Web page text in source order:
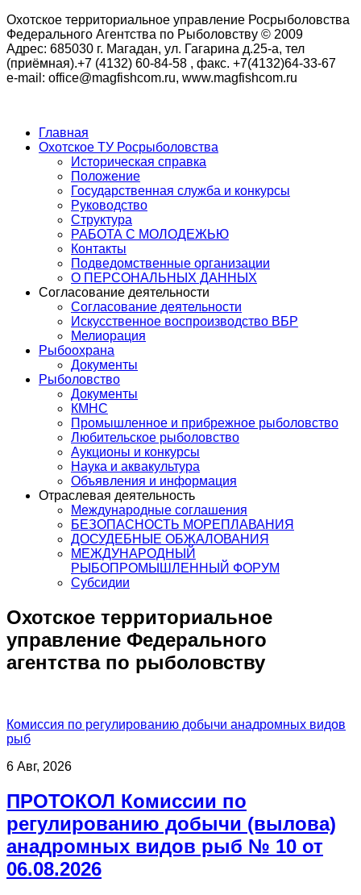
Охотское территориальное управление Росрыболовства
Федерального Агентства по Рыболовству © 2009
Адрес: 685030 г. Магадан, ул. Гагарина д.25-а, тел
(приёмная).+7 (4132) 60-84-58 , факс. +7(4132)64-33-67
e-mail: office@magfishcom.ru, www.magfishcom.ru
Главная
Охотское ТУ Росрыболовства
Историческая справка
Положение
Государственная служба и конкурсы
Руководство
Структура
РАБОТА С МОЛОДЕЖЬЮ
Контакты
Подведомственные организации
О ПЕРСОНАЛЬНЫХ ДАННЫХ
Согласование деятельности
Согласование деятельности
Искусственное воспроизводство ВБР
Мелиорация
Рыбоохрана
Документы
Рыболовство
Документы
КМНС
Промышленное и прибрежное рыболовство
Любительское рыболовство
Аукционы и конкурсы
Наука и аквакультура
Объявления и информация
Отраслевая деятельность
Международные соглашения
БЕЗОПАСНОСТЬ МОРЕПЛАВАНИЯ
ДОСУДЕБНЫЕ ОБЖАЛОВАНИЯ
МЕЖДУНАРОДНЫЙ
РЫБОПРОМЫШЛЕННЫЙ ФОРУМ
Субсидии
Охотское территориальное
управление Федерального
агентства по рыболовству
Комиссия по регулированию добычи анадромных видов
рыб
6 Авг, 2026
ПРОТОКОЛ Комиссии по
регулированию добычи (вылова)
анадромных видов рыб № 10 от
06.08.2026